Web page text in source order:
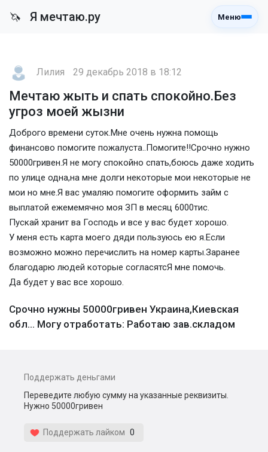
🦄 Я мечтаю.ру Меню
Лилия 29 декабрь 2018 в 18:12
Мечтаю жыть и спать спокойно.Без
угроз моей жызни
Доброго времени суток.Мне очень нужна помощь
финансово помогите пожалуста..Помогите!!Срочно нужно
50000гривен.Я не могу спокойно спать,боюсь даже ходить
по улице одна,на мне долги некоторые мои некоторые не
мои но мне.Я вас умаляю помогите оформить займ с
выплатой ежемемячно моя ЗП в месяц 6000тис.
Пускай хранит ва Господь и все у вас будет хорошо.
У меня есть карта моего дяди пользуюсь ею я.Если
возможно можно перечислить на номер карты.Заранее
благодарю людей которые согласятсЯ мне помочь.
Да будет у вас все хорошо.
Срочно нужны 50000гривен Украина,Киевская
обл... Могу отработать: Работаю зав.складом
Поддержать деньгами
Переведите любую сумму на указанные реквизиты.
Нужно 50000гривен
Поддержать лайком 0